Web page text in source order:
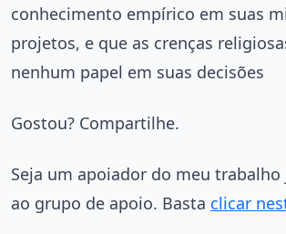
conhecimento empírico em suas
projetos, e que as crenças
nenhum papel em suas decisões
Gostou? Compartilhe.
Seja um apoiador do meu
ao grupo de apoio. Basta clicar